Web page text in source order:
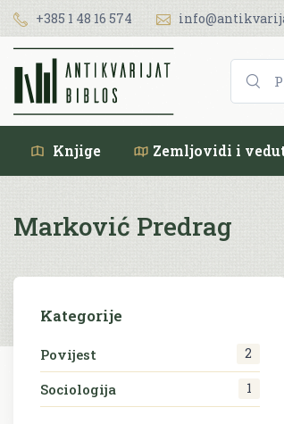
+385 1 48 16 574
Knjige Zemljovidi i
Marković Predrag
Kategorije
Povijest 2
Sociologija 1